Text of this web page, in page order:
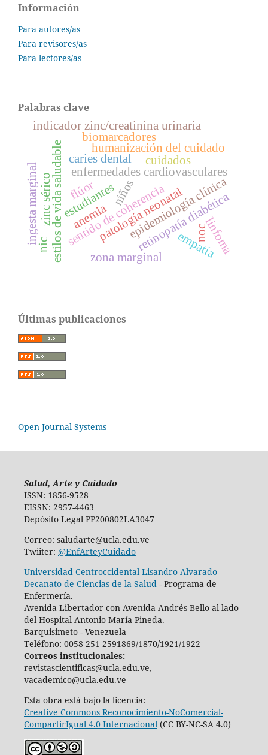
Información
Para autores/as
Para revisores/as
Para lectores/as
Palabras clave
sentido de coherencia
estilos de vida saludableestudiantes
enfermedades cardiovasculares
epidemiología clínica
retinopatía diabética
cuidados
humanización del cuidado
zinc sérico
indicador zinc/creatinina urinaria
biomarcadores
ingesta marginal niños
linfoma
zona marginal
patología neonatal
empatía
caries dental
flúor
anemia
nic
noc
Últimas publicaciones
Open Journal Systems
Salud, Arte y Cuidado
ISSN: 1856-9528
EISSN: 2957-4463
Depósito Legal PP200802LA3047
Correo: saludarte@ucla.edu.ve
Twiiter: @EnfArteyCuidado
Universidad Centroccidental Lisandro Alvarado
Decanato de Ciencias de la Salud- Programa de
Enfermería.
Avenida Libertador con Avenida Andrés Bello al lado
del Hospital Antonio María Pineda.
Barquisimeto - Venezuela
Teléfono: 0058 251 2591869/1870/1921/1922
Correos institucionales:
revistascientificas@ucla.edu.ve,
vacademico@ucla.edu.ve
Esta obra está bajo la licencia:
Creative Commons Reconocimiento-NoComercial-
CompartirIgual 4.0 Internacional(CC BY-NC-SA 4.0)